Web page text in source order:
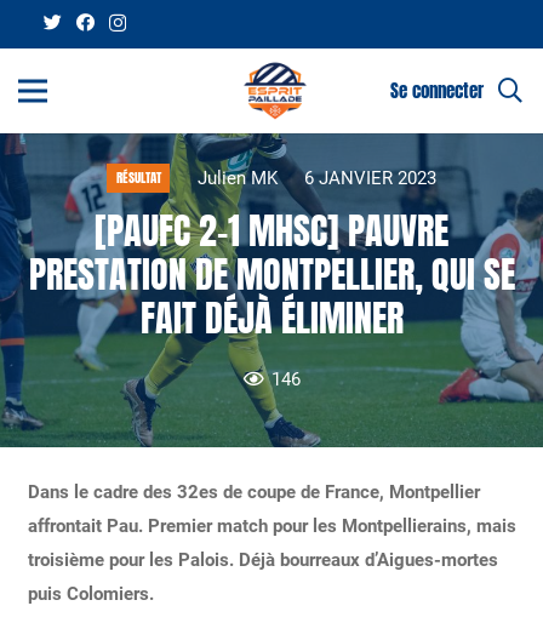
Se connecter
RÉSULTAT Julien MK 6 JANVIER 2023
[PAUFC 2-1 MHSC] PAUVRE
PRESTATION DE MONTPELLIER, QUI SE
FAIT DÉJÀ ÉLIMINER
146
Dans le cadre des 32es de coupe de France, Montpellier
affrontait Pau. Premier match pour les Montpellierains, mais
troisième pour les Palois. Déjà bourreaux d’Aigues-mortes
puis Colomiers.